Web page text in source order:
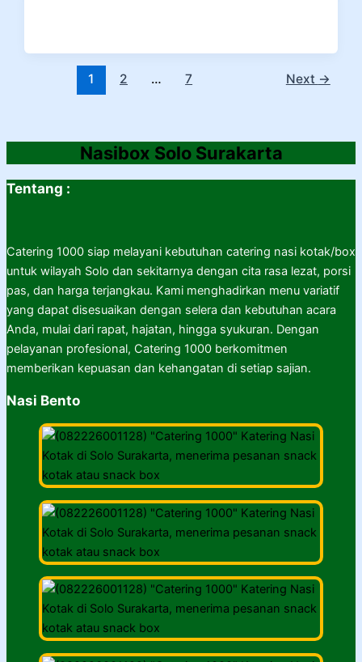
1 2 … 7 Next →
Nasibox Solo Surakarta
Tentang :
Catering 1000 siap melayani kebutuhan catering nasi kotak/box
untuk wilayah Solo dan sekitarnya dengan cita rasa lezat, porsi
pas, dan harga terjangkau. Kami menghadirkan menu variatif
yang dapat disesuaikan dengan selera dan kebutuhan acara
Anda, mulai dari rapat, hajatan, hingga syukuran. Dengan
pelayanan profesional, Catering 1000 berkomitmen
memberikan kepuasan dan kehangatan di setiap sajian.
Nasi Bento